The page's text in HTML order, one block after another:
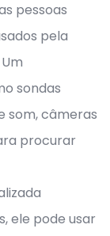
pessoas
pela
sondas
som, câmeras
procurar
ele pode usar